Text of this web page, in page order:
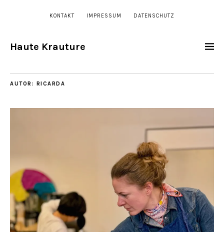
KONTAKT IMPRESSUM DATENSCHUTZ
Haute Krauture
AUTOR: RICARDA